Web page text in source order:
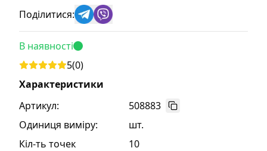
Поділитися:
В наявності
5(0)
Характеристики
Артикул:
508883
Одиниця виміру:
шт.
Кіл-ть точек
10